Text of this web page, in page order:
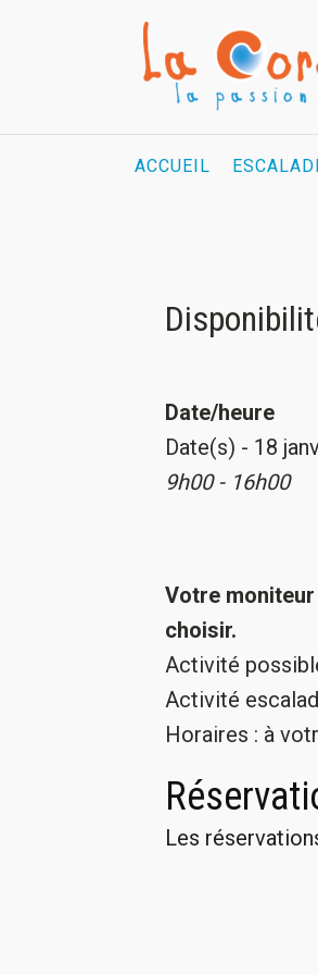
ACCUEIL
Date/heure
Date(s) - 18
9h00 - 16h00
Votre
choisir.
Activité
Activité
Horaires : à
Les